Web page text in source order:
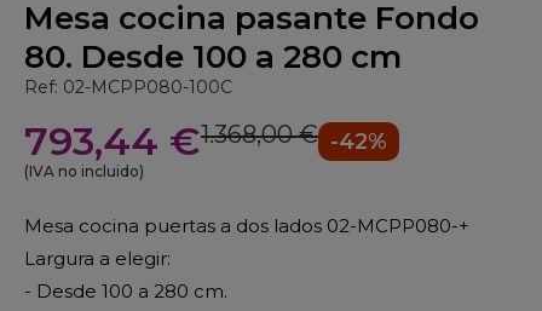
Mesa cocina pasante Fondo
80. Desde 100 a 280 cm
Ref: 02-MCPP080-100C
793,44 €1.368,00 € -42%
(IVA no incluido)
Mesa cocina puertas a dos lados 02-MCPP080-+
Largura a elegir:
- Desde 100 a 280 cm.